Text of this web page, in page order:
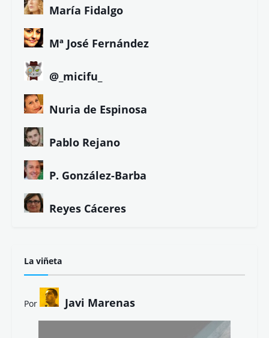
María Fidalgo
Mª José Fernández
@_micifu_
Nuria de Espinosa
Pablo Rejano
P. González-Barba
Reyes Cáceres
La viñeta
Por Javi Marenas